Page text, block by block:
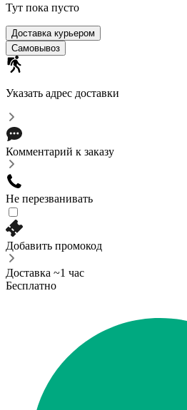
Тут пока пусто
Доставка курьером
Самовывоз
Указать адрес доставки
Комментарий к заказу
Не перезванивать
Добавить промокод
Доставка ~1 час
Бесплатно